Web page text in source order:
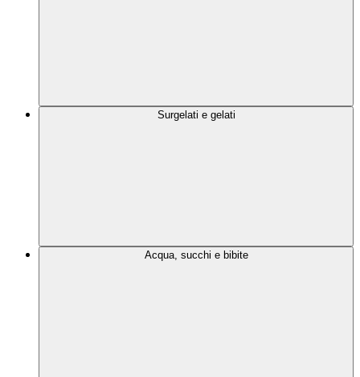
Surgelati e gelati
Acqua, succhi e bibite